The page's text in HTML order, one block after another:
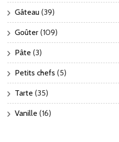
Gâteau (39)
Goûter (109)
Pâte (3)
Petits chefs (5)
Tarte (35)
Vanille (16)